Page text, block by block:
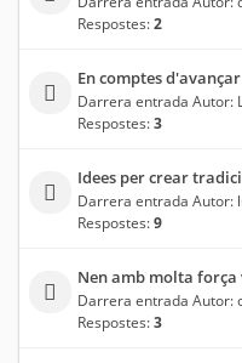
Respostes:2
En comptes
Darrera entrada Autor:
Respostes:3
Idees per crear
Darrera entrada Autor:
Respostes:9
Nen amb molta força
Darrera entrada Autor:
Respostes:3